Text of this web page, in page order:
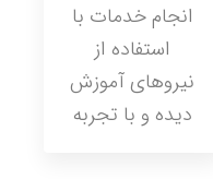
انجام خدمات با
استفاده از
نیروهای آموزش
دیده و با تجربه